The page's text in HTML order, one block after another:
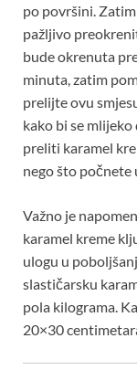
po površini.
pažljivo
bude okrenuta
minuta, zatim
prelijte ovu
kako bi se
preliti karamel
nego što počnete
Važno je
karamel kreme
ulogu u
slastičarsku
pola kilograma.
20×30